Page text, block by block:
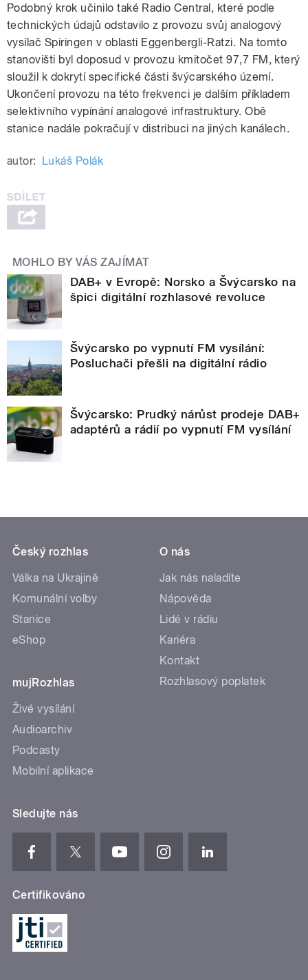
Podobný krok učinilo také Radio Central, které podle
technických údajů odstavilo z provozu svůj analogový
vysílač Spiringen v oblasti Eggenbergli-Ratzi. Na tomto
stanovišti byl doposud v provozu kmitočet 97,7 FM, který
sloužil k dokrytí specifické části švýcarského území.
Ukončení provozu na této frekvenci je dalším příkladem
selektivního vypínání analogové infrastruktury. Obě
stanice nadále pokračují v distribuci na jiných kanálech.
autor: Lukáš Polák
MOHLO BY VÁS ZAJÍMAT
DAB+ v Evropě: Norsko a Švýcarsko na
špici digitální rozhlasové revoluce
Švýcarsko po vypnutí FM vysílání:
Posluchači přešli na digitální rádio
Švýcarsko: Prudký nárůst prodeje DAB+
adaptérů a rádií po vypnutí FM vysílání
Český rozhlas
Válka na Ukrajině
Komunální volby
Stanice
eShop
mujRozhlas
Živé vysílání
Audioarchiv
Podcasty
Mobilní aplikace
O nás
Jak nás naladíte
Nápověda
Lidé v rádiu
Kariéra
Kontakt
Rozhlasový poplatek
Sledujte nás
Certifikováno